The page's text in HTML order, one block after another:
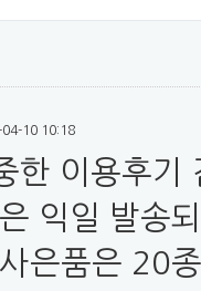
04-10 10:18
한 이용후기
익일 발송
은품은 20